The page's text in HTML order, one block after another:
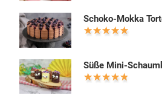
Schoko-Mokka
Süße Mini-